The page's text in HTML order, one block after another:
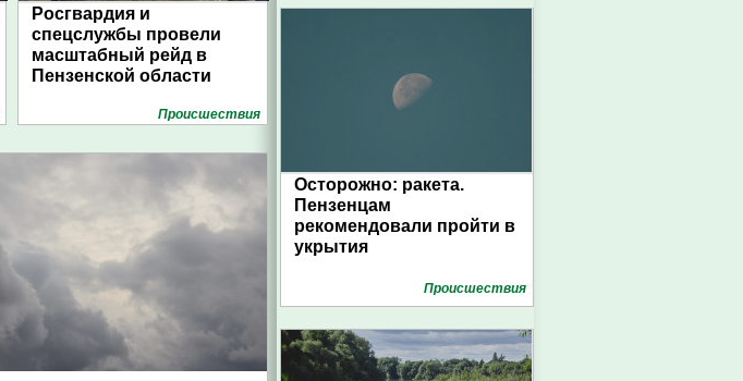
Росгвардия и
спецслужбы провели
масштабный рейд в
Пензенской области
Проиcшествия
Осторожно: ракета.
Пензенцам
рекомендовали пройти в
укрытия
Проиcшествия